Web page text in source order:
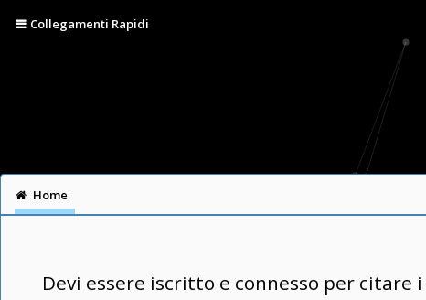
Collegamenti Rapidi
Home
Devi essere iscritto e connesso per citare